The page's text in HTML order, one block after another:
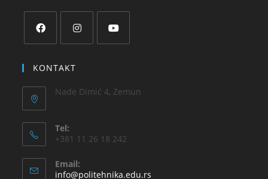
KONTAKT
Nade Dimić 4, Zemun
Tel:
+381 11 26 18 242
Email:
info@politehnika.edu.rs